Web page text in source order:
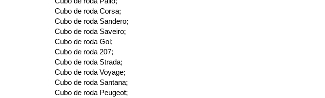
Cubo de roda Corsa;
Cubo de roda Sandero;
Cubo de roda Saveiro;
Cubo de roda Gol;
Cubo de roda 207;
Cubo de roda Strada;
Cubo de roda Voyage;
Cubo de roda Santana;
Cubo de roda Peugeot;